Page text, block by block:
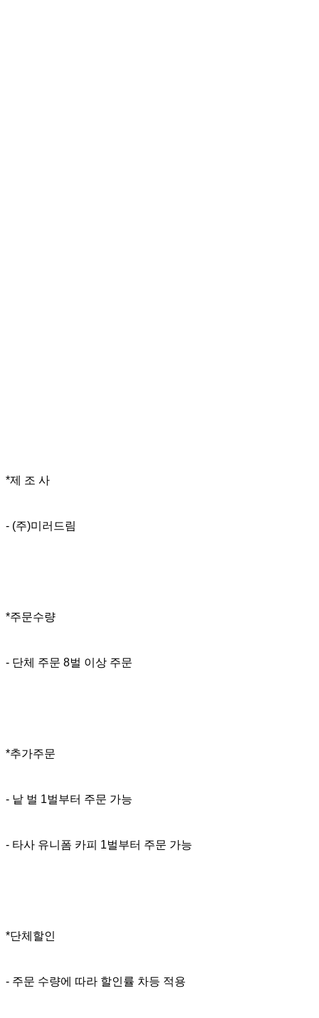
*제 조 사
- (주)미러드림
*주문수량
- 단체 주문 8벌 이상 주문
*추가주문
- 낱 벌 1벌부터 주문 가능
- 타사 유니폼 카피 1벌부터 주문 가능
*단체할인
- 주문 수량에 따라 할인률 차등 적용